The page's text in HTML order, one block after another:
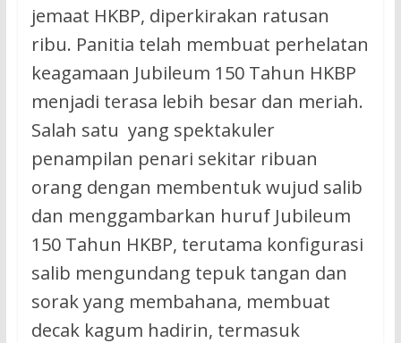
jemaat HKBP, diperkirakan ratusan
ribu. Panitia telah membuat perhelatan
keagamaan Jubileum 150 Tahun HKBP
menjadi terasa lebih besar dan meriah.
Salah satu yang spektakuler
penampilan penari sekitar ribuan
orang dengan membentuk wujud salib
dan menggambarkan huruf Jubileum
150 Tahun HKBP, terutama konfigurasi
salib mengundang tepuk tangan dan
sorak yang membahana, membuat
decak kagum hadirin, termasuk